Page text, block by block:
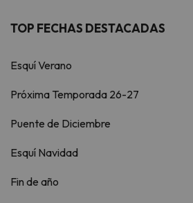
TOP FECHAS DESTACADAS
Esquí Verano
Próxima Temporada 26-27
Puente de Diciembre
Esquí Navidad
Fin de año